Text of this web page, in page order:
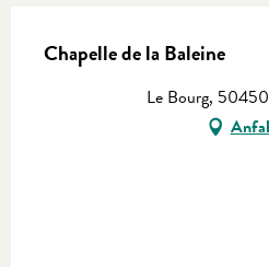
Chapelle de la Baleine
Le Bourg,